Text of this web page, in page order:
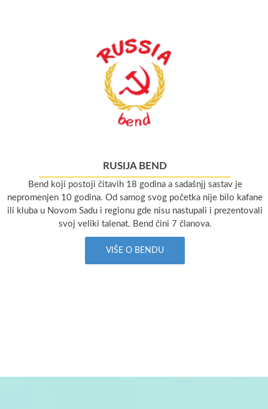
RUSIJA BEND
Bend koji postoji čitavih 18 godina a sadašnjj sastav je
nepromenjen 10 godina. Od samog svog početka nije bilo kafane
ili kluba u Novom Sadu i regionu gde nisu nastupali i prezentovali
svoj veliki talenat. Bend čini 7 članova.
VIŠE O BENDU